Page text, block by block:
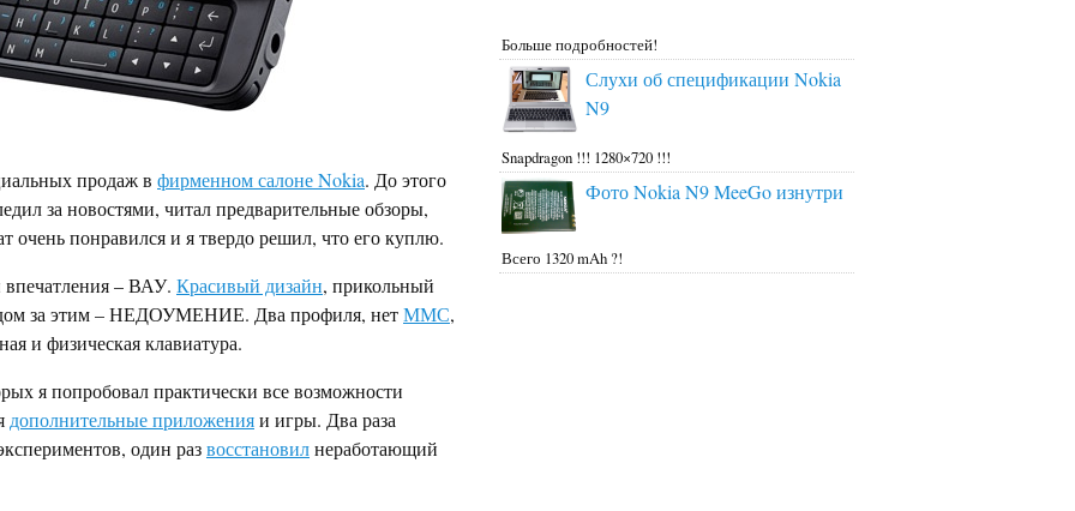
продаж в фирменном салоне Nokia. До этого
за новостями, читал предварительные обзоры,
понравился и я твердо решил, что его куплю.
– ВАУ. Красивый дизайн, прикольный
за этим – НЕДОУМЕНИЕ. Два профиля, нетММС,
и физическая клавиатура.
я попробовал практически все возможности
дополнительные приложенияи игры. Два раза
один развосстановилнеработающий
Больше подробностей!
Слухи об спецификации Nokia
N9
Snapdragon !!! 1280×720 !!!
Фото Nokia N9 MeeGo изнутри
Всего 1320 mAh ?!